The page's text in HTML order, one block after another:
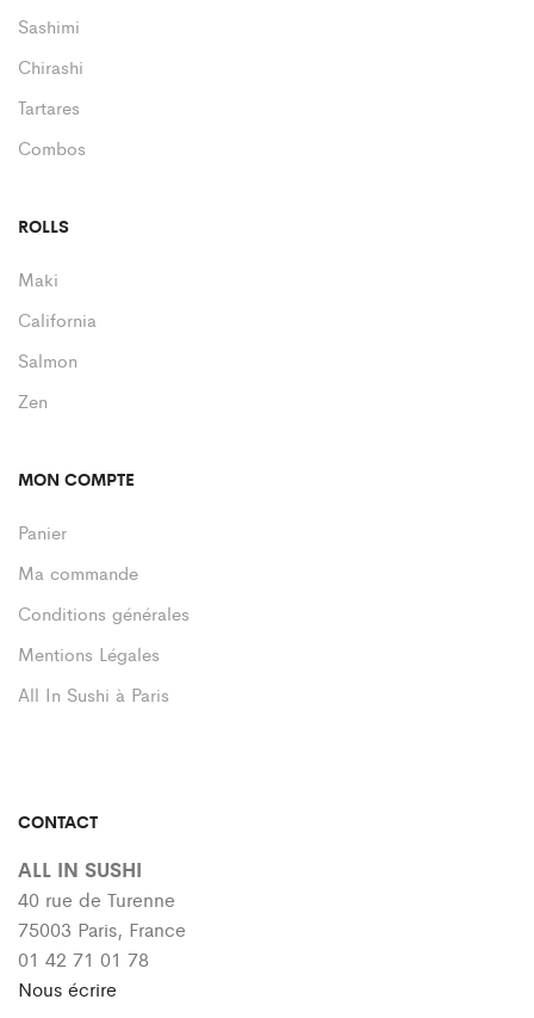
Sashimi
Chirashi
Tartares
Combos
ROLLS
Maki
California
Salmon
Zen
MON COMPTE
Panier
Ma commande
Conditions générales
Mentions Légales
All In Sushi à Paris
CONTACT
ALL IN SUSHI
40 rue de Turenne
75003 Paris, France
01 42 71 01 78
Nous écrire